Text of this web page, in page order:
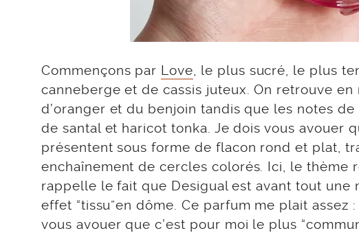
Commençons par Love, le plus sucré, le plus
canneberge et de cassis juteux. On retrouve
d’oranger et du benjoin tandis que les notes
de santal et haricot tonka. Je dois vous avouer
présentent sous forme de flacon rond et plat,
enchaînement de cercles colorés. Ici, le thème
rappelle le fait que Desigual est avant tout
effet “tissu”en dôme. Ce parfum me plait
vous avouer que c’est pour moi le plus